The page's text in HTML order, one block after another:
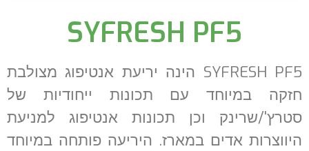
SYFRESH PF5
SYFRESH PF5 הינה יריעת אנטיפוג מצולבת
חזקה במיוחד עם תכונות ייחודיות של
סטרץ'/שרינק וכן תכונות אנטיפוג למניעת
היווצרות אדים במארז. היריעה פותחה במיוחד